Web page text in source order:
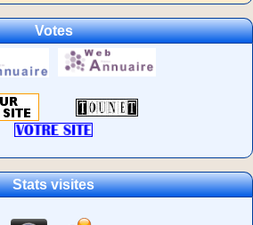
Votes
Stats visites